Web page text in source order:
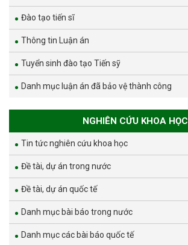
Đào tạo tiến sĩ
Thông tin Luận án
Tuyển sinh đào tạo Tiến sỹ
Danh mục luận án đã bảo vệ thành công
NGHIÊN CỨU KHOA HỌC
Tin tức nghiên cứu khoa học
Đề tài, dự án trong nước
Đề tài, dự án quốc tế
Danh mục bài báo trong nước
Danh mục các bài báo quốc tế